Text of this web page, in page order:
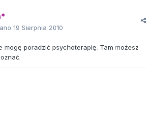
19 Sierpnia 2010
mogę poradzić psychoterapię. Tam możesz